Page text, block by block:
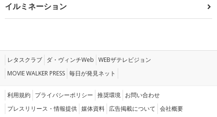
イルミネーション
レタスクラブ ダ・ヴィンチWeb WEBザテレビジョン
MOVIE WALKER PRESS 毎日が発見ネット
利用規約 プライバシーポリシー 推奨環境 お問い合わせ
プレスリリース・情報提供 媒体資料 広告掲載について 会社概要